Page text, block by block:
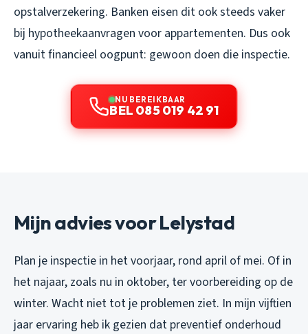
opstalverzekering. Banken eisen dit ook steeds vaker
bij hypotheekaanvragen voor appartementen. Dus ook
vanuit financieel oogpunt: gewoon doen die inspectie.
NU BEREIKBAAR
BEL 085 019 42 91
Mijn advies voor Lelystad
Plan je inspectie in het voorjaar, rond april of mei. Of in
het najaar, zoals nu in oktober, ter voorbereiding op de
winter. Wacht niet tot je problemen ziet. In mijn vijftien
jaar ervaring heb ik gezien dat preventief onderhoud